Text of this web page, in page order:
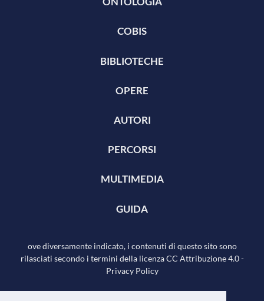
COBIS
BIBLIOTECHE
OPERE
AUTORI
PERCORSI
MULTIMEDIA
GUIDA
ove diversamente indicato, i contenuti di questo sito sono
rilasciati secondo i termini della licenza CC Attribuzione 4.0-
Privacy Policy